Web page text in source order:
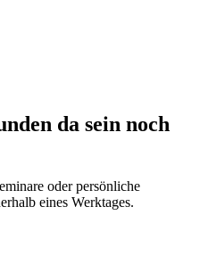
da sein noch
oder persönliche
eines Werktages.